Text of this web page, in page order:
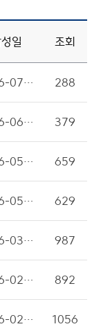
일 조회
2026-07-08 288
2026-06-22 379
2026-05-18 659
2026-05-06 629
2026-03-05 987
2026-02-12 892
2026-02-09 1056